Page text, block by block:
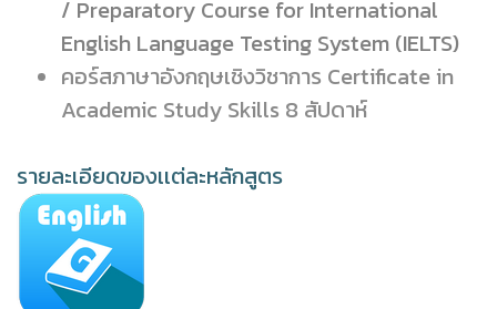
/ Preparatory Course for International
English Language Testing System (IELTS)
คอร์สภาษาอังกฤษเชิงวิชาการ Certificate in
Academic Study Skills 8 สัปดาห์
รายละเอียดของเเต่ละหลักสูตร